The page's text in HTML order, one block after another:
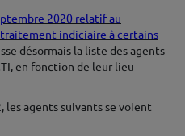
2020 relatif au
indiciaire à certains
désormais la liste des agents
en fonction de leur lieu
les agents suivants se voient